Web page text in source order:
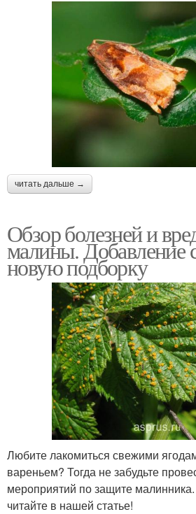
читать дальше →
Обзор болезней и
малины. Добавление
новую подборку
Любите лакомиться свежими
вареньем? Тогда не забудьте
мероприятий по защите малинника.
читайте в нашей статье!